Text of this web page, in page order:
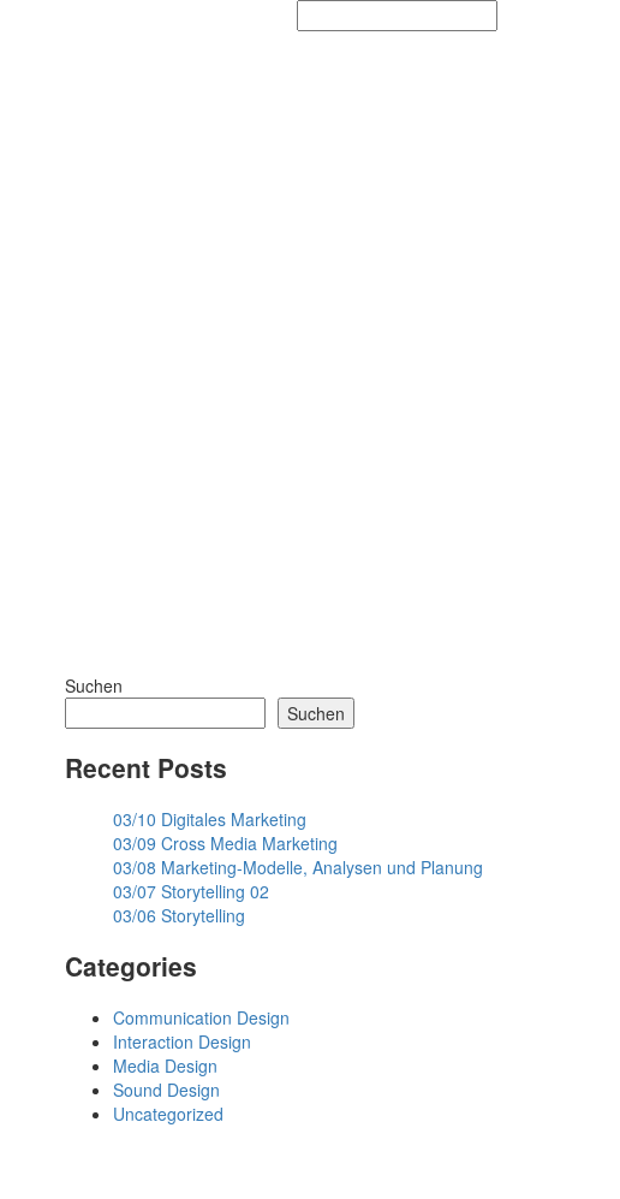
Suchen
Suchen
Recent Posts
03/10 Digitales Marketing
03/09 Cross Media Marketing
03/08 Marketing-Modelle, Analysen und Planung
03/07 Storytelling 02
03/06 Storytelling
Categories
Communication Design
Interaction Design
Media Design
Sound Design
Uncategorized